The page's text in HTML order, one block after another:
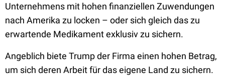
Unternehmens mit hohen finanziellen Zuwendungen
nach Amerika zu locken – oder sich gleich das zu
erwartende Medikament exklusiv zu sichern.
Angeblich biete Trump der Firma einen hohen Betrag,
um sich deren Arbeit für das eigene Land zu sichern.